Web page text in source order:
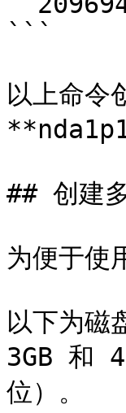
```
以上命令
## 创建
为便于使
以下为
3GB 和
位）。